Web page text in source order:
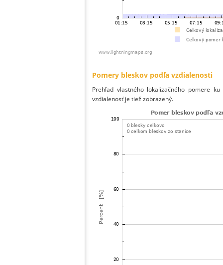
Pomery bleskov podľa vzdialenosti
Prehľad vlastného lokalizačného pomere
vzdialenosť je tiež zobrazený.